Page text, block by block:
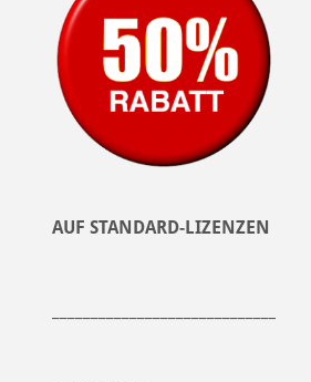
AUF STANDARD-LIZENZEN